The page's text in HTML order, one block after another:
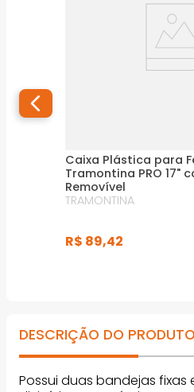
Caixa Plástica para
Tramontina PRO 17"
Removível
TRAMONTINA
R$ 89,42
DESCRIÇÃO DO PRODUTO
Possui duas bandejas